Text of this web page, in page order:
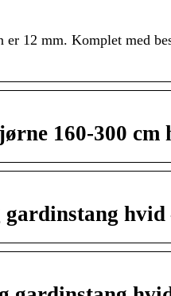
12 mm. Komplet med
160-300 cm
hvid